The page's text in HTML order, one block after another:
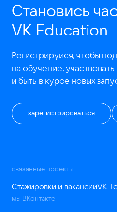
Становись
VK Education
Регистрируйся, чтобы
на обучение,
и быть в курсе новых
зарегистрироваться
связанные проекты
Стажировки и вакансииVK
мы ВКонтакте